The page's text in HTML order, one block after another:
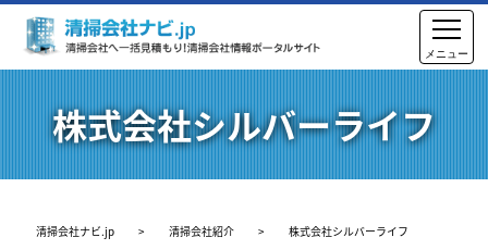
株式会社シルバーライフ
清掃会社ナビ.jp > 清掃会社紹介 > 株式会社シルバーライフ